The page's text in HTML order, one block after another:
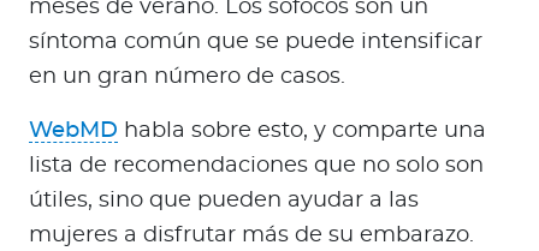
meses de verano. Los sofocos son un
síntoma común que se puede intensificar
en un gran número de casos.
WebMD habla sobre esto, y comparte una
lista de recomendaciones que no solo son
útiles, sino que pueden ayudar a las
mujeres a disfrutar más de su embarazo.